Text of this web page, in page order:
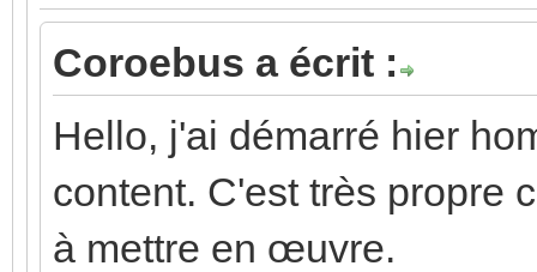
Coroebus a écrit :
Hello, j'ai démarré hier
content. C'est très propre
à mettre en œuvre.